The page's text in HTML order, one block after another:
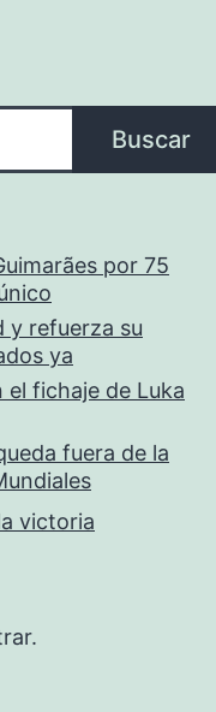
Buscar
por 75
y refuerza su
ya
fichaje de Luka
fuera de la
victoria